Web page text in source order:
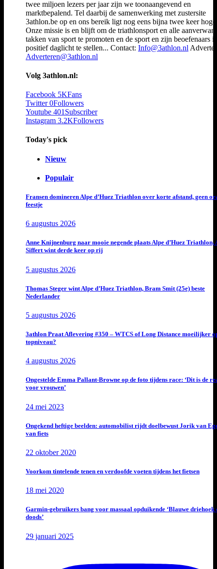
twee miljoen lezers per jaar zijn we toonaangevend en
marktbepalend. Tel daarbij de samenwerking met zustersite
3athlon.be op en ons bereik ligt nog eens bijna twee keer
Onze missie is en blijft om de triathlonsport en alle
takken van sport te promoten en de sport en zijn beoefenaars
positief daglicht te stellen... Contact: Info@3athlon.nl
Adverteren@3athlon.nl
Volg 3athlon.nl:
Facebook 5KFans
Twitter 0Followers
Youtube 401 Subscriber
Instagram 3.2KFollowers
Today's pick
Nieuw
Populair
Fransen domineren Alpe d’Huez Triathlon over korte afstand, geen
feestje
6 augustus 2026
Anne Knijnenburg naar mooie negende plaats Alpe d’Huez Triathlon,
Siffert wint derde keer op rij
5 augustus 2026
Thomas Steger wint Alpe d’Huez Triathlon, Bram Smit (25e) beste
Nederlander
5 augustus 2026
3athlon Praat Aflevering #350 – WTCS of Long Distance moeilijker
topniveau?
4 augustus 2026
Ongestelde Emma Pallant-Browne op de foto tijdens race: ‘Dit is de
voor vrouwen’
24 mei 2023
Ongekend heftige beelden: automobilist rijdt doelbewust Jorik van
van fiets
22 oktober 2020
Voorkom tintelende tenen en verdoofde voeten tijdens het fietsen
18 mei 2020
Garmin-gebruikers bang voor massaal opduikende ‘Blauwe driehoek
doods’
29 januari 2025